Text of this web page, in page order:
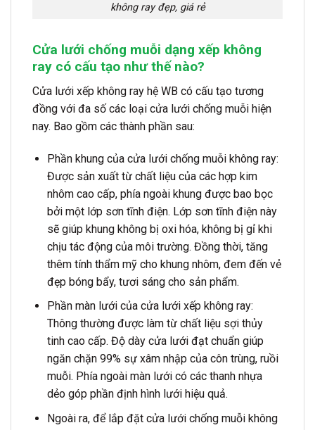
không ray đẹp, giá rẻ
Cửa lưới chống muỗi dạng xếp không
ray có cấu tạo như thế nào?
Cửa lưới xếp không ray hệ WB có cấu tạo tương
đồng với đa số các loại cửa lưới chống muỗi hiện
nay. Bao gồm các thành phần sau:
Phần khung của cửa lưới chống muỗi không ray:
Được sản xuất từ chất liệu của các hợp kim
nhôm cao cấp, phía ngoài khung được bao bọc
bởi một lớp sơn tĩnh điện. Lớp sơn tĩnh điện này
sẽ giúp khung không bị oxi hóa, không bị gỉ khi
chịu tác động của môi trường. Đồng thời, tăng
thêm tính thẩm mỹ cho khung nhôm, đem đến vẻ
đẹp bóng bẩy, tươi sáng cho sản phẩm.
Phần màn lưới của cửa lưới xếp không ray:
Thông thường được làm từ chất liệu sợi thủy
tinh cao cấp. Độ dày cửa lưới đạt chuẩn giúp
ngăn chặn 99% sự xâm nhập của côn trùng, ruồi
muỗi. Phía ngoài màn lưới có các thanh nhựa
dẻo góp phần định hình lưới hiệu quả.
Ngoài ra, để lắp đặt cửa lưới chống muỗi không